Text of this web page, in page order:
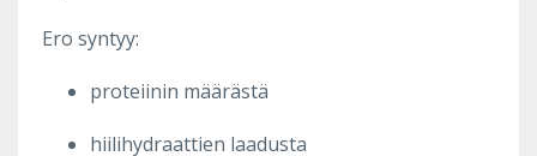
Ero syntyy:
proteiinin määrästä
hiilihydraattien laadusta